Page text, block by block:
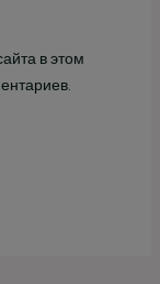
в этом